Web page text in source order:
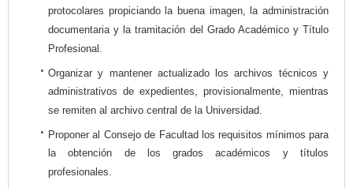
protocolares propiciando la buena imagen, la administración
documentaria y la tramitación del Grado Académico y Título
Profesional.
Organizar y mantener actualizado los archivos técnicos y
administrativos de expedientes, provisionalmente, mientras
se remiten al archivo central de la Universidad.
Proponer al Consejo de Facultad los requisitos mínimos para
la obtención de los grados académicos y títulos
profesionales.